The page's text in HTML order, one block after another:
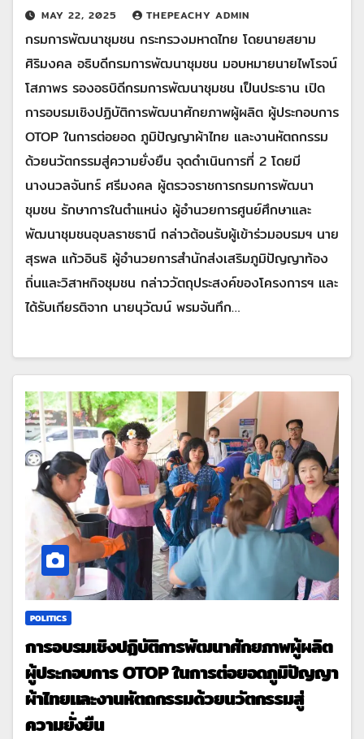
MAY 22, 2025 THEPEACHY ADMIN
กรมการพัฒนาชุมชน กระทรวงมหาดไทย โดยนายสยาม
ศิริมงคล อธิบดีกรมการพัฒนาชุมชน มอบหมายนายไพโรจน์
โสภาพร รองอธบิดีกรมการพัฒนาชุมชน เป็นประธาน เปิด
การอบรมเชิงปฏิบัติการพัฒนาศักยภาพผู้ผลิต ผู้ประกอบการ
OTOP ในการต่อยอด ภูมิปัญญาผ้าไทย และงานหัตถกรรม
ด้วยนวัตกรรมสู่ความยั่งยืน จุดดำเนินการที่ 2 โดยมี
นางนวลจันทร์ ศรีมงคล ผู้ตรวจราชการกรมการพัฒนา
ชุมชน รักษาการในตำแหน่ง ผู้อำนวยการศูนย์ศึกษาและ
พัฒนาชุมชนอุบลราชธานี กล่าวต้อนรับผู้เข้าร่วมอบรมฯ นาย
สุรพล แก้วอินธิ ผู้อำนวยการสำนักส่งเสริมภูมิปัญญาท้อง
ถิ่นและวิสาหกิจชุมชน กล่าววัตถุประสงค์ของโครงการฯ และ
ได้รับเกียรติจาก นายนุวัฒน์ พรมจันทึก…
POLITICS
การอบรมเชิงปฏิบัติการพัฒนาศักยภาพผู้ผลิต
ผู้ประกอบการ OTOP ในการต่อยอดภูมิปัญญา
ผ้าไทยและงานหัตถกรรมด้วยนวัตกรรมสู่
ความยั่งยืน